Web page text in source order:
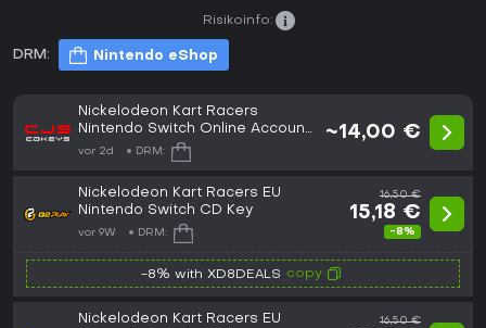
DRM: Nintendo eShop
Risikoinfo:
Nickelodeon Kart Racers
Nintendo Switch Online Account
Activation (GLOBAL)
vor 2d DRM:
~14,00 €
Nickelodeon Kart Racers EU
Nintendo Switch CD Key
vor 9W DRM:
16,50 €
15,18 €
-8%
-8% with XD8DEALS copy
Nickelodeon Kart Racers EU
16,50 €